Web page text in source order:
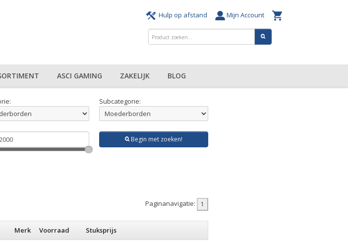
Hulp op afstand Mijn Account
ASCI GAMING ZAKELIJK BLOG
Subcategorie:
Begin met zoeken!
Paginanavigatie:
Merk Voorraad
Stuksprijs